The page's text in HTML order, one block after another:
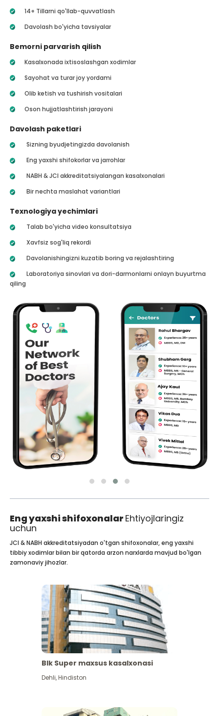
14+ Tillarni qo'llab-quvvatlash
Davolash bo'yicha tavsiyalar
Bemorni parvarish qilish
Kasalxonada ixtisoslashgan xodimlar
Sayohat va turar joy yordami
Olib ketish va tushirish vositalari
Oson hujjatlashtirish jarayoni
Davolash paketlari
Sizning byudjetingizda davolanish
Eng yaxshi shifokorlar va jarrohlar
NABH & JCI akkreditatsiyalangan kasalxonalari
Bir nechta maslahat variantlari
Texnologiya yechimlari
Talab bo'yicha video konsultatsiya
Xavfsiz sog'liq rekordi
Davolanishingizni kuzatib boring va rejalashtiring
Laboratoriya sinovlari va dori-darmonlarni onlayn buyurtma
qiling
Eng yaxshi shifoxonalar Ehtiyojlaringiz
uchun
JCI & NABH akkreditatsiyadan o'tgan shifoxonalar, eng yaxshi
tibbiy xodimlar bilan bir qatorda arzon narxlarda mavjud bo'lgan
zamonaviy jihozlar.
Blk Super maxsus kasalxonasi
Dehli,Hindiston